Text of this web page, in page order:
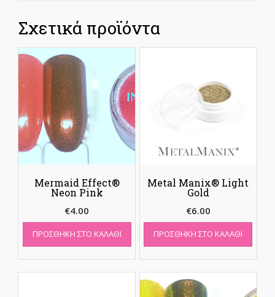
Σχετικά προϊόντα
Mermaid Effect®
Neon Pink
€4.00
ΠΡΟΣΘΉΚΗ ΣΤΟ ΚΑΛΆΘΙ
Metal Manix® Light
Gold
€6.00
ΠΡΟΣΘΉΚΗ ΣΤΟ ΚΑΛΆΘΙ